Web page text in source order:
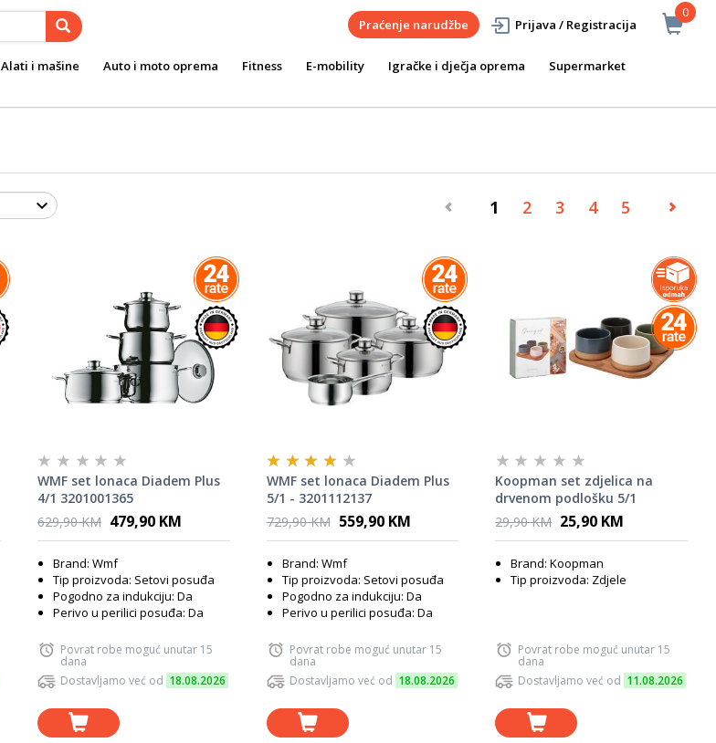
0
Praćenje narudžbe Prijava / Registracija
Alati i mašine Auto i moto oprema Fitness E-mobility Igračke i dječja oprema
Supermarket
1 2 3 4 5
WMF set lonaca Diadem Plus
4/1 3201001365
629,90 KM 479,90 KM
Brand: Wmf
Tip proizvoda: Setovi posuđa
Pogodno za indukciju: Da
Perivo u perilici posuđa: Da
Povrat robe moguć unutar 15
dana
Dostavljamo već od 18.08.2026
WMF set lonaca Diadem Plus
5/1 - 3201112137
729,90 KM 559,90 KM
Brand: Wmf
Tip proizvoda: Setovi posuđa
Pogodno za indukciju: Da
Perivo u perilici posuđa: Da
Povrat robe moguć unutar 15
dana
Dostavljamo već od 18.08.2026
Koopman set zdjelica na
drvenom podlošku 5/1
29,90 KM 25,90 KM
Brand: Koopman
Tip proizvoda: Zdjele
Povrat robe moguć unutar 15
dana
Dostavljamo već od 11.08.2026